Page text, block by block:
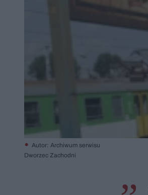
Autor: Archiwum serwisu
Dworzec Zachodni